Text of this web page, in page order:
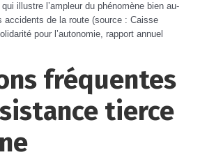
illustre l’ampleur du phénomène bien au-
accidents de la route (source : Caisse
pour l’autonomie, rapport annuel
fréquentes
tierce